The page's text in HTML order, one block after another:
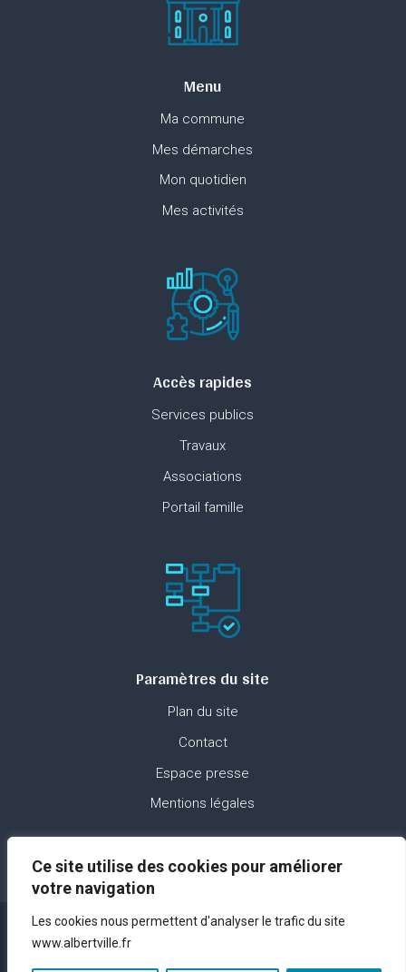
Ce site utilise des cookies pour améliorer
votre navigation
Les cookies nous permettent d'analyser le trafic du site
www.albertville.fr
Menu
Ma commune
Mes démarches
Mon quotidien
Mes activités
Accès rapides
Services publics
Travaux
Associations
Portail famille
Paramètres du site
Plan du site
Contact
Espace presse
Mentions légales